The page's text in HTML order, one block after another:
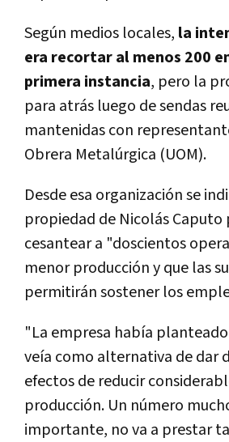
Según medios locales, la
era recortar al menos 200
primera instancia, pero la
para atrás luego de sendas
mantenidas con
Obrera Metalúrgica (UOM).
Desde esa organización se
propiedad de Nicolás
cesantear a "doscientos
menor producción y que las
permitirán sostener los
"La empresa había
veía como alternativa de dar
efectos de reducir
producción. Un número
importante, no va a prestar